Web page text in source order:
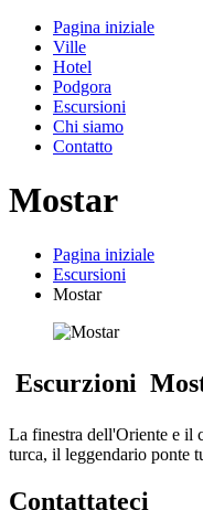
Pagina iniziale
Ville
Hotel
Podgora
Escursioni
Chi siamo
Contatto
Mostar
Pagina iniziale
Escursioni
Mostar
Escurzioni
La finestra dell'Oriente e il
turca, il leggendario ponte
Contattateci